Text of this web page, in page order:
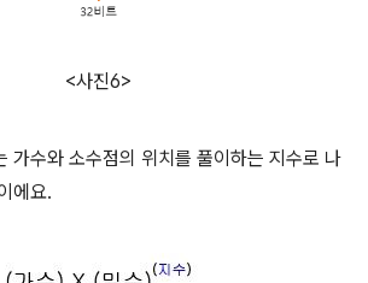
<사진6>
가수와 소수점의 위치를 풀이하는 지수로 나
에요.